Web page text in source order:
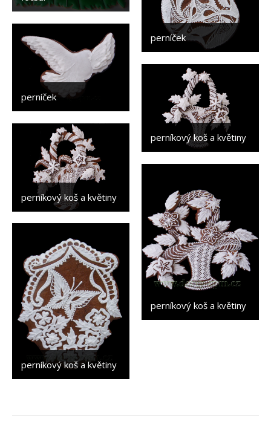
perníček
perníček
perníkový koš a květiny
perníkový koš a květiny
perníkový koš a květiny
perníkový koš a květiny